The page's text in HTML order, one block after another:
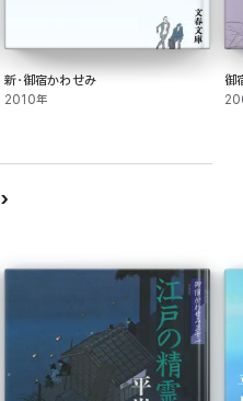
新・御宿かわせみ
2010年
御